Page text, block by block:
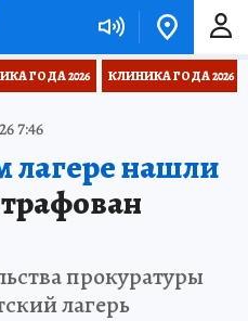
ГОДА 2026 КЛИНИКА ГОДА 2026
7:46
лагере нашли
прокуратуры
лагерь